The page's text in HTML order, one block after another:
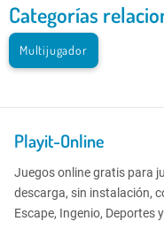
Categorías
Multijugador
Playit-Online
Juegos online gratis para
descarga, sin instalación,
Escape, Ingenio, Deportes